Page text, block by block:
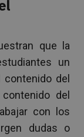
que la
un
del
del
con los
dudas o